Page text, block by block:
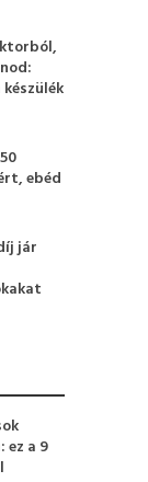
ebéd
jár
ez a 9